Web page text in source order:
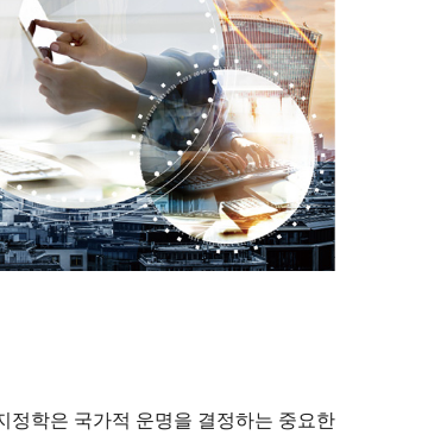
정학은 국가적 운명을 결정하는 중요한